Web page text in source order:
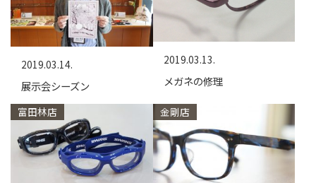
2019.03.14.
展示会シーズン
2019.03.13.
メガネの修理
富田林店 金剛店